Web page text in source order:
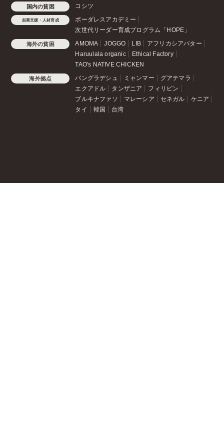
国内の貧困 コシツ
起業支援・人材育成
ボーダレスアカデミー
次世代リーダー育成プログラム「HOPE」
海外の貧困 AMOMA JOGGO LIB
アフリカシアバター
Haruulala organic
Ethical Factory
TAO's NATIVE CHICKEN
海外拠点 バングラデシュ ミャンマー
グアテマラ
エクアドル
タンザニア
フィリピン
ブルキナファソ
マレーシア セネガル
ケニア
タイ
韓国 台湾